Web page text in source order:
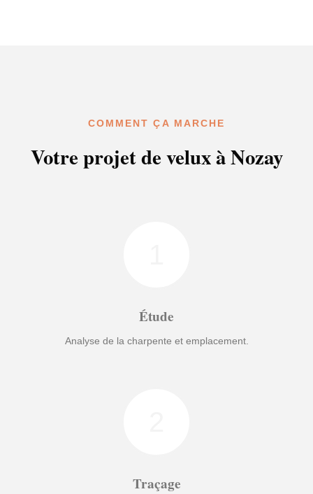
COMMENT ÇA MARCHE
Votre projet de velux à Nozay
Étude
Analyse de la charpente et emplacement.
Traçage